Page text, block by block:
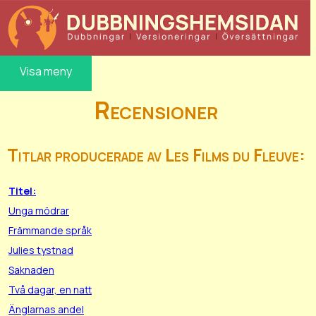
Visa meny
Recensioner
Titlar producerade av Les Films du Fleuve:
Titel:
Unga mödrar
Främmande språk
Julies tystnad
Saknaden
Två dagar, en natt
Änglarnas andel